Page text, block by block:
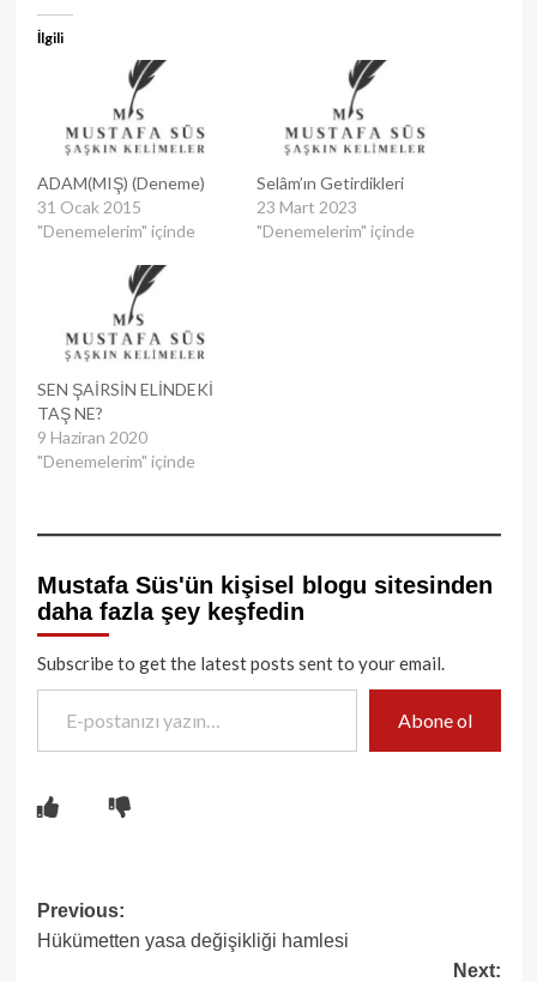
İlgili
ADAM(MIŞ) (Deneme)
31 Ocak 2015
"Denemelerim" içinde
Selâm’ın Getirdikleri
23 Mart 2023
"Denemelerim" içinde
SEN ŞAİRSİN ELİNDEKİ
TAŞ NE?
9 Haziran 2020
"Denemelerim" içinde
Mustafa Süs'ün kişisel blogu sitesinden
daha fazla şey keşfedin
Subscribe to get the latest posts sent to your email.
E-postanızı yazın…
Abone ol
Post
navigation
Previous:
Hükümetten yasa değişikliği hamlesi
Next: